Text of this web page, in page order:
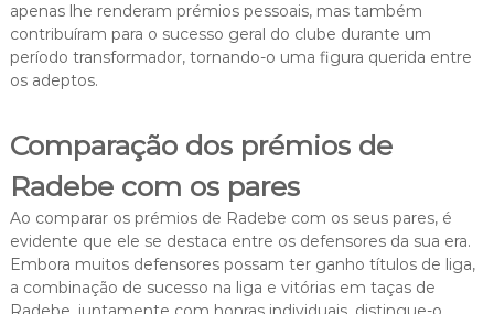
apenas lhe renderam prémios pessoais, mas também
contribuíram para o sucesso geral do clube durante um
período transformador, tornando-o uma figura querida entre
os adeptos.
Comparação dos prémios de
Radebe com os pares
Ao comparar os prémios de Radebe com os seus pares, é
evidente que ele se destaca entre os defensores da sua era.
Embora muitos defensores possam ter ganho títulos de liga,
a combinação de sucesso na liga e vitórias em taças de